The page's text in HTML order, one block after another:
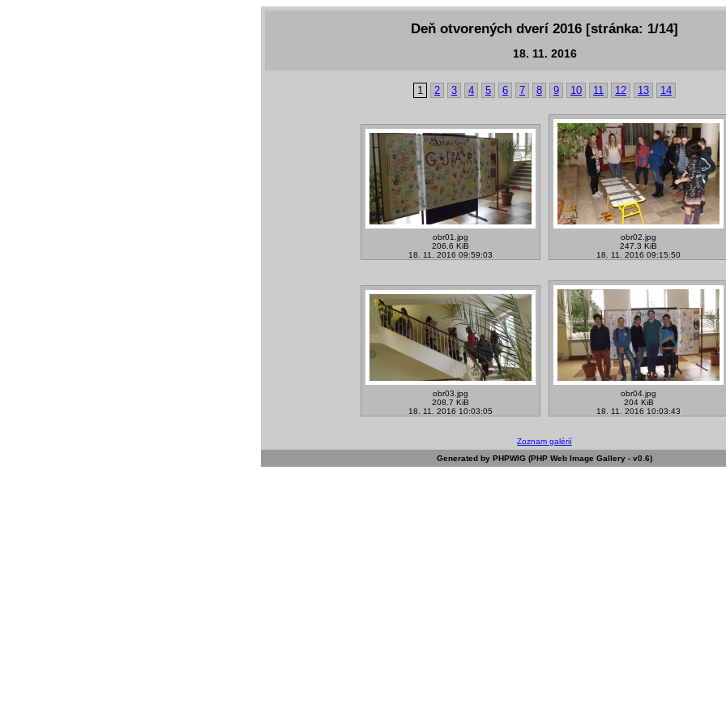
Deň otvorených dverí 2016 [stránka: 1/14]
18. 11. 2016
1 2 3 4 5 6 7 8 9 10 11 12 13 14
obr01.jpg
206.6 KiB
18. 11. 2016 09:59:03
obr02.jpg
247.3 KiB
18. 11. 2016 09:15:50
obr03.jpg
208.7 KiB
18. 11. 2016 10:03:05
obr04.jpg
204 KiB
18. 11. 2016 10:03:43
Zoznam galérií
Generated by PHPWIG (PHP Web Image Gallery - v0.6)